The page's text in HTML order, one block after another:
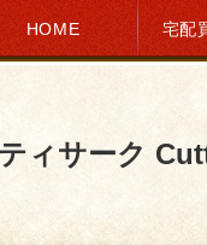
HOME 宅配
ィサーク